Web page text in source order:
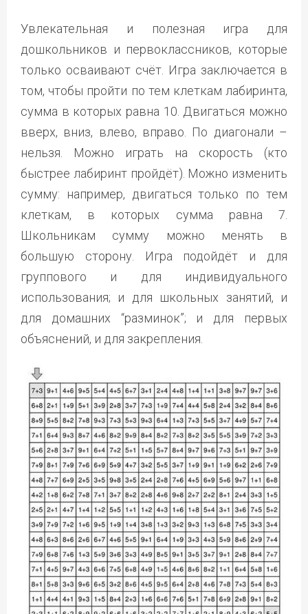
Увлекательная и полезная игра для
дошкольников и первоклассников, которые
только осваивают счёт. Игра заключается в
том, чтобы пройти по тем клеткам лабиринта,
сумма в которых равна 10. Двигаться можно
вверх, вниз, влево, вправо. По диагонали –
нельзя. Можно играть на скорость (кто
быстрее лабиринт пройдёт). Можно изменить
сумму: например, двигаться только по тем
клеткам, в которых сумма равна 7.
Школьникам сумму можно менять в
большую сторону. Игра подойдёт и для
группового и для индивидуального
использования; и для школьных занятий, и
для домашних “разминок”; и для первых
объяснений, и для закрепления.